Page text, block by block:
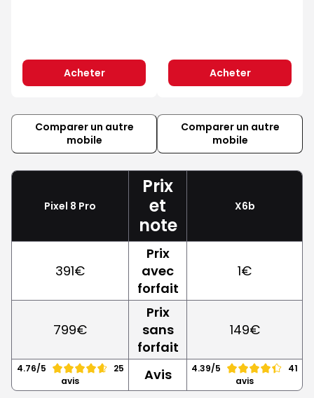
Acheter Acheter
Comparer un autre
mobile
Comparer un autre
mobile
Pixel 8 Pro
Prix
et
note
X6b
391€
Prix
avec
forfait
1€
799€
Prix
sans
forfait
149€
4.76/5
25
avis
Avis 4.39/5
41
avis